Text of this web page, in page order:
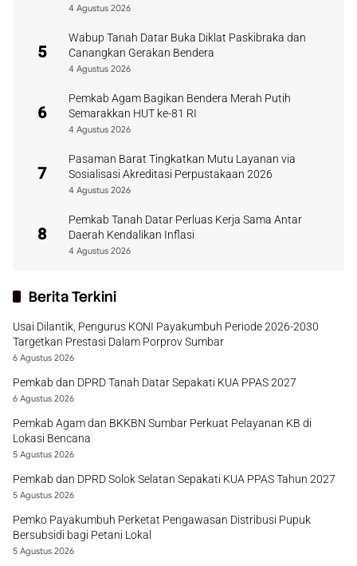
Payakumbuh
4 Agustus 2026
5
Wabup Tanah Datar Buka Diklat Paskibraka dan
Canangkan Gerakan Bendera
4 Agustus 2026
6
Pemkab Agam Bagikan Bendera Merah Putih
Semarakkan HUT ke-81 RI
4 Agustus 2026
7
Pasaman Barat Tingkatkan Mutu Layanan via
Sosialisasi Akreditasi Perpustakaan 2026
4 Agustus 2026
8
Pemkab Tanah Datar Perluas Kerja Sama Antar
Daerah Kendalikan Inflasi
4 Agustus 2026
Berita Terkini
Usai Dilantik, Pengurus KONI Payakumbuh Periode 2026-2030
Targetkan Prestasi Dalam Porprov Sumbar
6 Agustus 2026
Pemkab dan DPRD Tanah Datar Sepakati KUA PPAS 2027
6 Agustus 2026
Pemkab Agam dan BKKBN Sumbar Perkuat Pelayanan KB di
Lokasi Bencana
5 Agustus 2026
Pemkab dan DPRD Solok Selatan Sepakati KUA PPAS Tahun 2027
5 Agustus 2026
Pemko Payakumbuh Perketat Pengawasan Distribusi Pupuk
Bersubsidi bagi Petani Lokal
5 Agustus 2026